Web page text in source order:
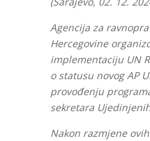
Agencija za
Hercegovine
implementaciju UN
o statusu novog AP
provođenju
sekretara
Nakon razmjene